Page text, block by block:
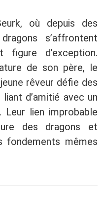
où depuis des
s’affrontent
d’exception.
de son père, le
rêveur défie des
d’amitié avec un
Leur lien improbable
des dragons et
fondements mêmes